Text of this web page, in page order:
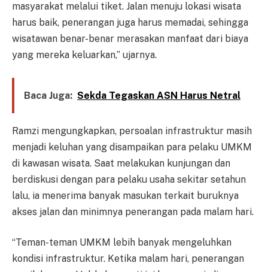
masyarakat melalui tiket. Jalan menuju lokasi wisata
harus baik, penerangan juga harus memadai, sehingga
wisatawan benar-benar merasakan manfaat dari biaya
yang mereka keluarkan,” ujarnya.
Baca Juga: Sekda Tegaskan ASN Harus Netral
Ramzi mengungkapkan, persoalan infrastruktur masih
menjadi keluhan yang disampaikan para pelaku UMKM
di kawasan wisata. Saat melakukan kunjungan dan
berdiskusi dengan para pelaku usaha sekitar setahun
lalu, ia menerima banyak masukan terkait buruknya
akses jalan dan minimnya penerangan pada malam hari.
“Teman-teman UMKM lebih banyak mengeluhkan
kondisi infrastruktur. Ketika malam hari, penerangan